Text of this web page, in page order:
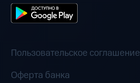
Пользовательское соглашение
Оферта банка